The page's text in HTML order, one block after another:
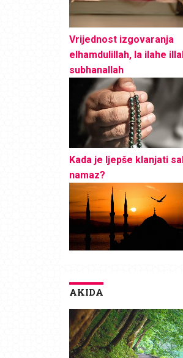
Vrijednost izgovaranja
elhamdulillah, la ilahe
subhanallah
Kada je ljepše klanjati
namaz?
AKIDA